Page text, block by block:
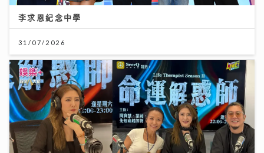
李求恩紀念中學
31/07/2026